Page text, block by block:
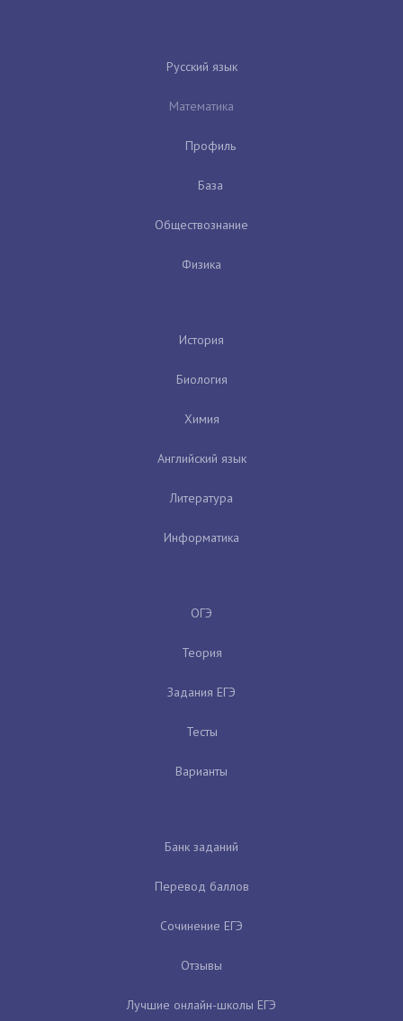
Русский язык
Математика
Профиль
База
Обществознание
Физика
История
Биология
Химия
Английский язык
Литература
Информатика
ОГЭ
Теория
Задания ЕГЭ
Тесты
Варианты
Банк заданий
Перевод баллов
Сочинение ЕГЭ
Отзывы
Лучшие онлайн-школы ЕГЭ